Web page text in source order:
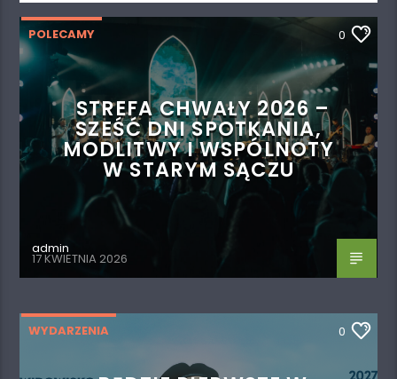
POLECAMY 0
STREFA CHWAŁY 2026 –
SZEŚĆ DNI SPOTKANIA,
MODLITWY I WSPÓLNOTY
W STARYM SĄCZU
admin
17 KWIETNIA 2026
WYDARZENIA 0